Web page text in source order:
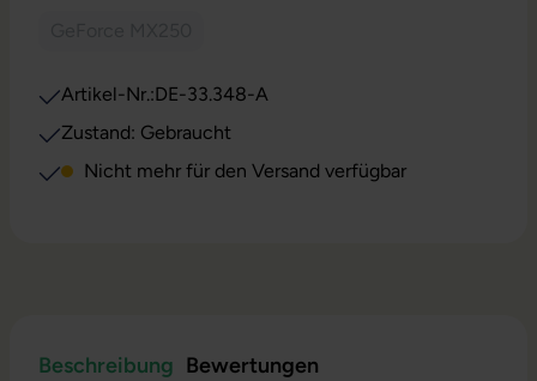
Artikel-Nr.:DE-33.348-A
Zustand: Gebraucht
Nicht mehr für den Versand verfügbar
Beschreibung Bewertungen